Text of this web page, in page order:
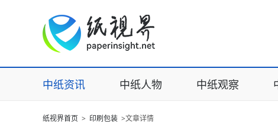
中纸资讯 中纸人物 中纸观察
纸视界首页 > 印刷包装 >文章详情